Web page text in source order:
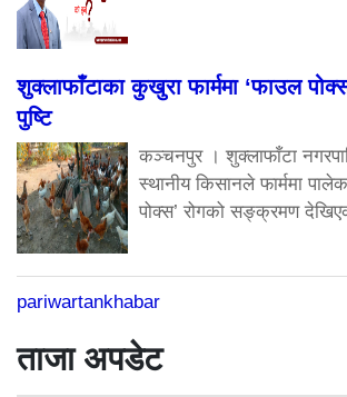
शुक्लाफाँटाका कुखुरा फार्ममा ‘फाउल
पुष्टि
कञ्चनपुर । शुक्लाफाँटा
स्थानीय किसानले फार्ममा
पोक्स’ रोगको सङ्क्रमण
pariwartankhabar
ताजा अपडेट